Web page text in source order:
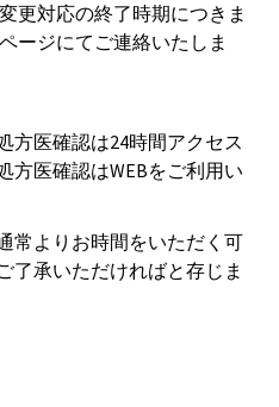
更対応の終了時期につきま
ージにてご連絡いたしま
方医確認は24時間アクセス
方医確認はWEBをご利用い
常よりお時間をいただく可
了承いただければと存じま